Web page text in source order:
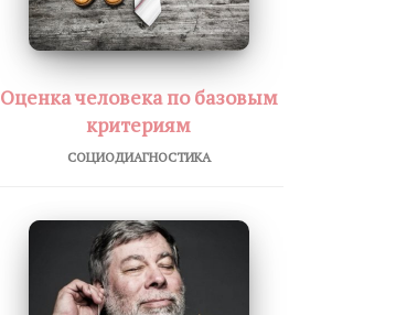
Оценка человека по базовым
критериям
СОЦИОДИАГНОСТИКА